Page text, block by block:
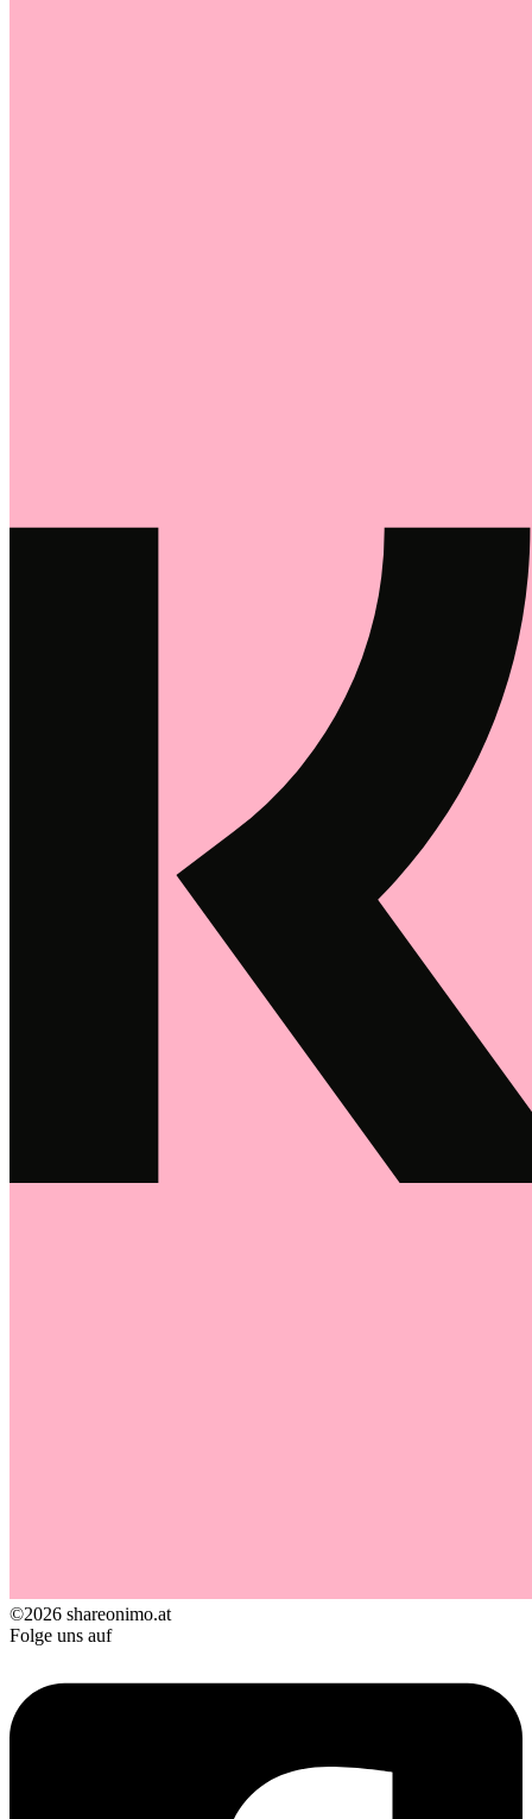
©2026 shareonimo.at
Folge uns auf